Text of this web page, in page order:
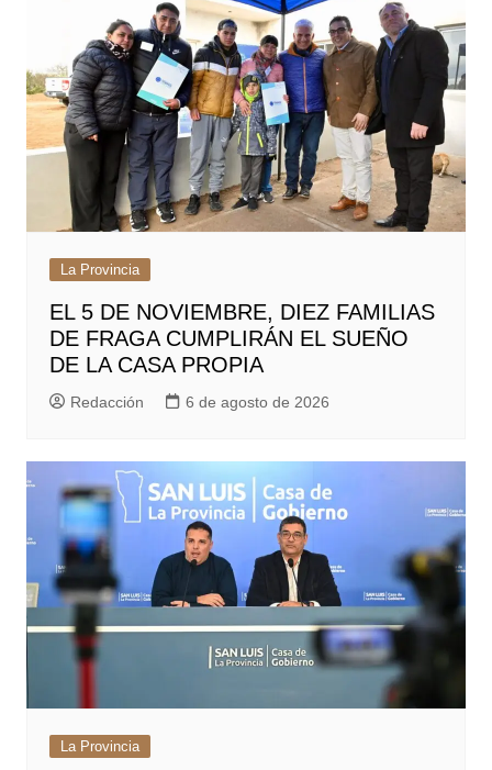
La Provincia
EL 5 DE NOVIEMBRE, DIEZ FAMILIAS
DE FRAGA CUMPLIRÁN EL SUEÑO
DE LA CASA PROPIA
Redacción 6 de agosto de 2026
La Provincia